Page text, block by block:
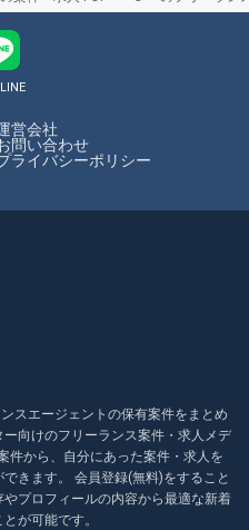
可能性が高まります。フリーラン
内容やその比較をサイト内で行
ス案件探しを最大限サポートし
営会社
問い合わせ
ライバシーポリシー
スエージェントの保有案件をまとめ
向けのフリーランス案件・求人メデ
件から、自分にあった案件・求人を
きます。 会員登録(無料)をすること
プロフィールの内容から最適な新着
が可能です。